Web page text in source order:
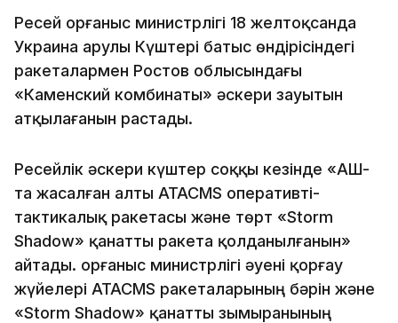
Ресей Қорғаныс министрлігі 18 желтоқсанда
Украина Қарулы Күштері батыс өндірісіндегі
ракеталармен Ростов облысындағы
«Каменский комбинаты» әскери зауытын
атқылағанын растады.
Ресейлік әскери күштер соққы кезінде «АҚШ-
та жасалған алты ATACMS оперативті-
тактикалық ракетасы және төрт «Storm
Shadow» қанатты ракета қолданылғанын»
айтады. Қорғаныс министрлігі әуені қорғау
жүйелері ATACMS ракеталарының бәрін және
«Storm Shadow» қанатты зымыранының